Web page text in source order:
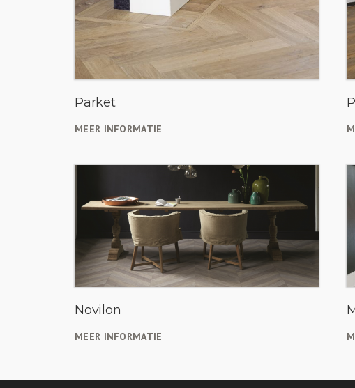
Parket
MEER INFORMATIE
Novilon
MEER INFORMATIE